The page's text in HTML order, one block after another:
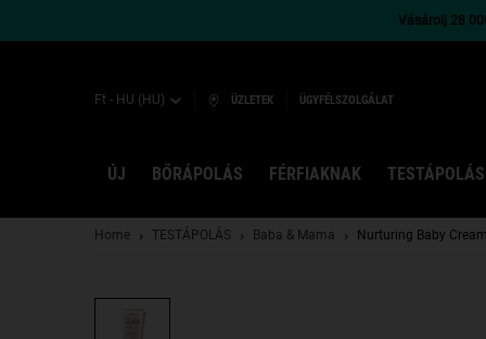
Vásárolj 28
Ft - HU (HU) ÜZLETEK ÜGYFÉLSZOLGÁLAT
ÚJ BŐRÁPOLÁS FÉRFIAKNAK TESTÁPOLÁS
Home TESTÁPOLÁS Baba & Mama Nurturing Baby